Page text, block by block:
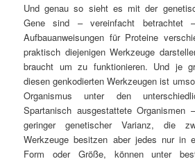
Und genau so sieht es mit der
Gene sind – vereinfacht betrachtet
Aufbauanweisungen für Proteine
praktisch diejenigen Werkzeuge
braucht um zu funktionieren. Und je
diesen genkodierten Werkzeugen ist
Organismus unter den
Spartanisch ausgestattete
geringer genetischer Varianz, die
Werkzeuge besitzen aber jedes nur in
Form oder Größe, können unter